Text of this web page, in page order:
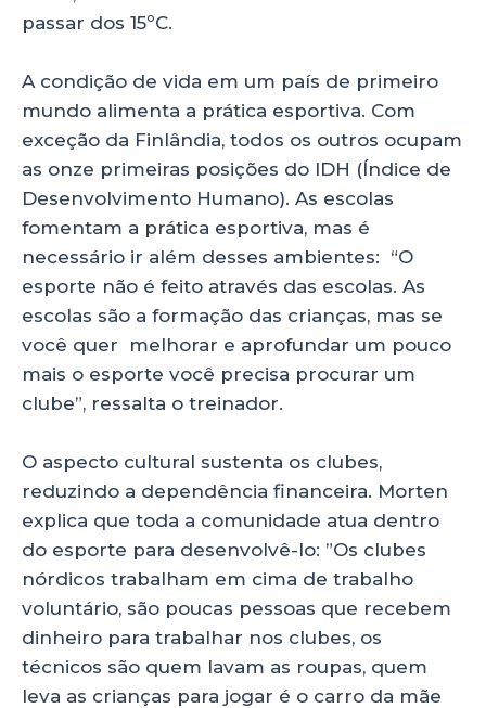
passar dos 15ºC.
A condição de vida em um país de primeiro
mundo alimenta a prática esportiva. Com
exceção da Finlândia, todos os outros ocupam
as onze primeiras posições do IDH (Índice de
Desenvolvimento Humano). As escolas
fomentam a prática esportiva, mas é
necessário ir além desses ambientes: “O
esporte não é feito através das escolas. As
escolas são a formação das crianças, mas se
você quer melhorar e aprofundar um pouco
mais o esporte você precisa procurar um
clube”, ressalta o treinador.
O aspecto cultural sustenta os clubes,
reduzindo a dependência financeira. Morten
explica que toda a comunidade atua dentro
do esporte para desenvolvê-lo: ”Os clubes
nórdicos trabalham em cima de trabalho
voluntário, são poucas pessoas que recebem
dinheiro para trabalhar nos clubes, os
técnicos são quem lavam as roupas, quem
leva as crianças para jogar é o carro da mãe